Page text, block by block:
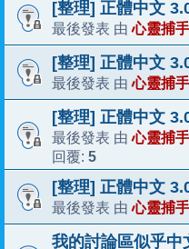
[整理] 正體中文
最後發表 由心靈捕手
[整理] 正體中文
最後發表 由心靈捕手
[整理] 正體中文
最後發表 由心靈捕手
回覆: 5
[整理] 正體中文
最後發表 由心靈捕手
我的討論區似乎中